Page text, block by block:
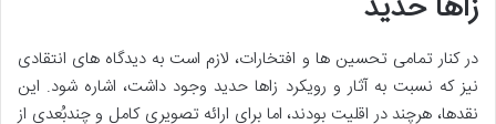
در کنار تمامی تحسین ها و افتخارات، لازم است به دیدگاه های انتقادی
نیز که نسبت به آثار و رویکرد زاها حدید وجود داشت، اشاره شود. این
نقدها، هرچند در اقلیت بودند، اما برای ارائه تصویری کامل و چندبُعدی از